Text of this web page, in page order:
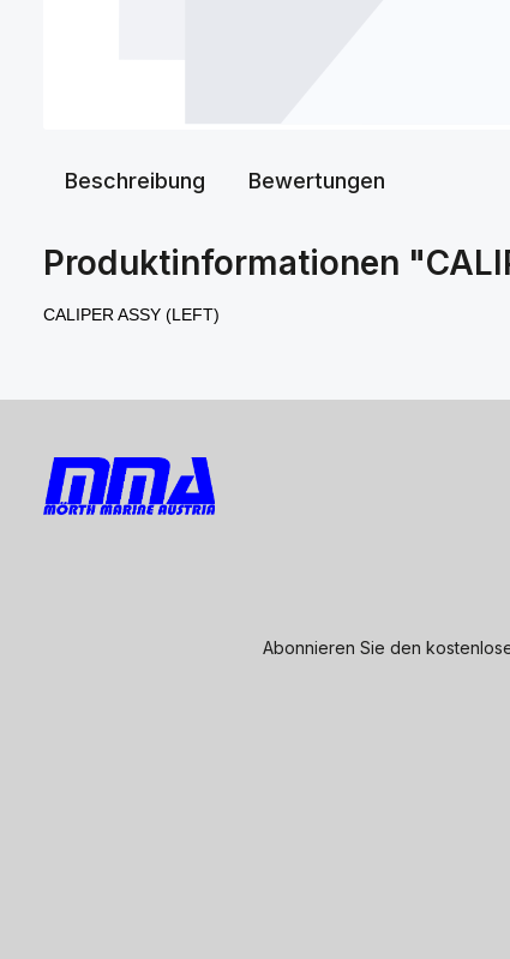
Beschreibung Bewertungen
Produktinformationen
CALIPER ASSY (LEFT)
Abonnieren Sie den